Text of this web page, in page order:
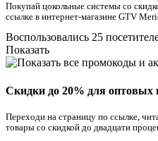
Покупай цокольные системы со
ссылке в интернет-магазине GTV
Воспользовались 25
Показать
Скидки до 20% для оптовых
Переходи на страницу по ссылке,
товары со скидкой до двадцати